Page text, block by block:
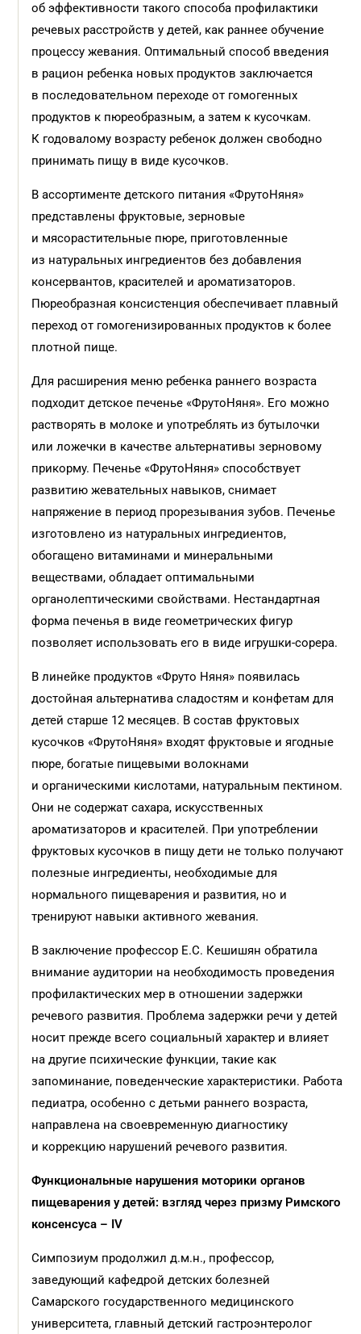
об эффективности такого способа профилактики
речевых расстройств у детей, как раннее обучение
процессу жевания. Оптимальный способ введения
в рацион ребенка новых продуктов заключается
в последовательном переходе от гомогенных
продуктов к пюреобразным, а затем к кусочкам.
К годовалому возрасту ребенок должен свободно
принимать пищу в виде кусочков.
В ассортименте детского питания «ФрутоНяня»
представлены фруктовые, зерновые
и мясорастительные пюре, приготовленные
из натуральных ингредиентов без добавления
консервантов, красителей и ароматизаторов.
Пюреобразная консистенция обеспечивает плавный
переход от гомогенизированных продуктов к более
плотной пище.
Для расширения меню ребенка раннего возраста
подходит детское печенье «ФрутоНяня». Его можно
растворять в молоке и употреблять из бутылочки
или ложечки в качестве альтернативы зерновому
прикорму. Печенье «ФрутоНяня» способствует
развитию жевательных навыков, снимает
напряжение в период прорезывания зубов. Печенье
изготовлено из натуральных ингредиентов,
обогащено витаминами и минеральными
веществами, обладает оптимальными
органолептическими свойствами. Нестандартная
форма печенья в виде геометрических фигур
позволяет использовать его в виде игрушки-сорера.
В линейке продуктов «Фруто Няня» появилась
достойная альтернатива сладостям и конфетам для
детей старше 12 месяцев. В состав фруктовых
кусочков «ФрутоНяня» входят фруктовые и ягодные
пюре, богатые пищевыми волокнами
и органическими кислотами, натуральным пектином.
Они не содержат сахара, искусственных
ароматизаторов и красителей. При употреблении
фруктовых кусочков в пищу дети не только получают
полезные ингредиенты, необходимые для
нормального пищеварения и развития, но и
тренируют навыки активного жевания.
В заключение профессор Е.С. Кешишян обратила
внимание аудитории на необходимость проведения
профилактических мер в отношении задержки
речевого развития. Проблема задержки речи у детей
носит прежде всего социальный характер и влияет
на другие психические функции, такие как
запоминание, поведенческие характеристики. Работа
педиатра, особенно с детьми раннего возраста,
направлена на своевременную диагностику
и коррекцию нарушений речевого развития.
Функциональные нарушения моторики органов
пищеварения у детей: взгляд через призму Римского
консенсуса – IV
Симпозиум продолжил д.м.н., профессор,
заведующий кафедрой детских болезней
Самарского государственного медицинского
университета, главный детский гастроэнтеролог